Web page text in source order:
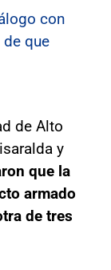
con
que
de Alto
y
que la
armado
de tres